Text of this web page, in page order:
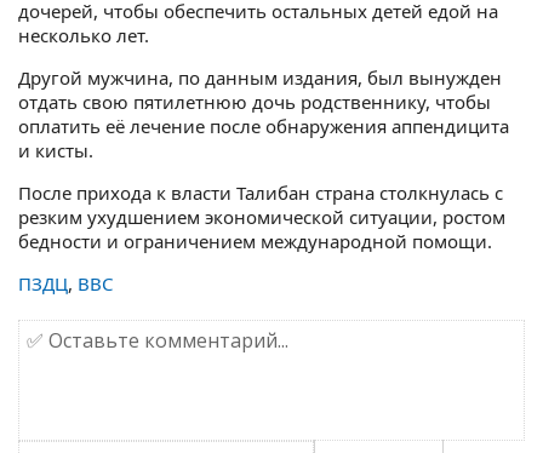
дочерей, чтобы обеспечить остальных детей едой на
несколько лет.
Другой мужчина, по данным издания, был вынужден
отдать свою пятилетнюю дочь родственнику, чтобы
оплатить её лечение после обнаружения аппендицита
и кисты.
После прихода к власти Талибан страна столкнулась с
резким ухудшением экономической ситуации, ростом
бедности и ограничением международной помощи.
ПЗДЦ, BBC